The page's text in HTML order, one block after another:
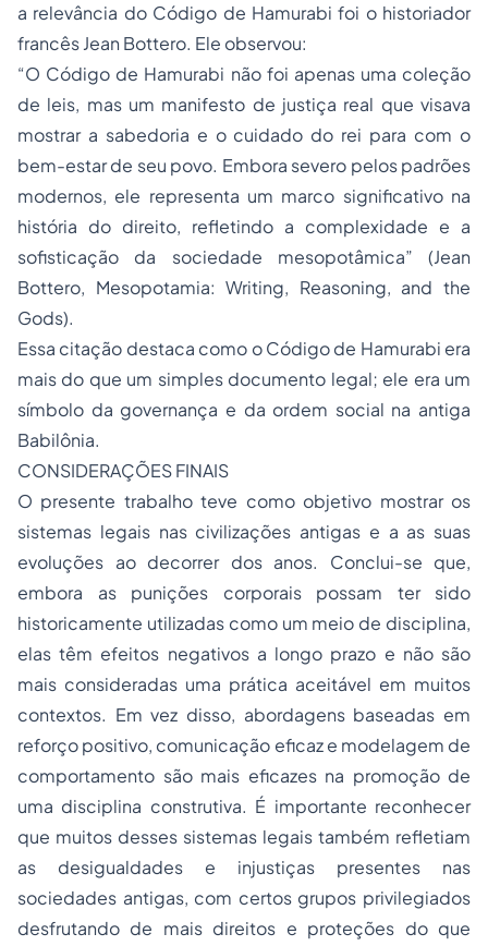
a relevância do Código de Hamurabi foi o historiador
francês Jean Bottero. Ele observou:
“O Código de Hamurabi não foi apenas uma coleção
de leis, mas um manifesto de justiça real que visava
mostrar a sabedoria e o cuidado do rei para com o
bem-estar de seu povo. Embora severo pelos padrões
modernos, ele representa um marco significativo na
história do direito, refletindo a complexidade e a
sofisticação da sociedade mesopotâmica” (Jean
Bottero, Mesopotamia: Writing, Reasoning, and the
Gods).
Essa citação destaca como o Código de Hamurabi era
mais do que um simples documento legal; ele era um
símbolo da governança e da ordem social na antiga
Babilônia.
CONSIDERAÇÕES FINAIS
O presente trabalho teve como objetivo mostrar os
sistemas legais nas civilizações antigas e a as suas
evoluções ao decorrer dos anos. Conclui-se que,
embora as punições corporais possam ter sido
historicamente utilizadas como um meio de disciplina,
elas têm efeitos negativos a longo prazo e não são
mais consideradas uma prática aceitável em muitos
contextos. Em vez disso, abordagens baseadas em
reforço positivo, comunicação eficaz e modelagem de
comportamento são mais eficazes na promoção de
uma disciplina construtiva. É importante reconhecer
que muitos desses sistemas legais também refletiam
as desigualdades e injustiças presentes nas
sociedades antigas, com certos grupos privilegiados
desfrutando de mais direitos e proteções do que